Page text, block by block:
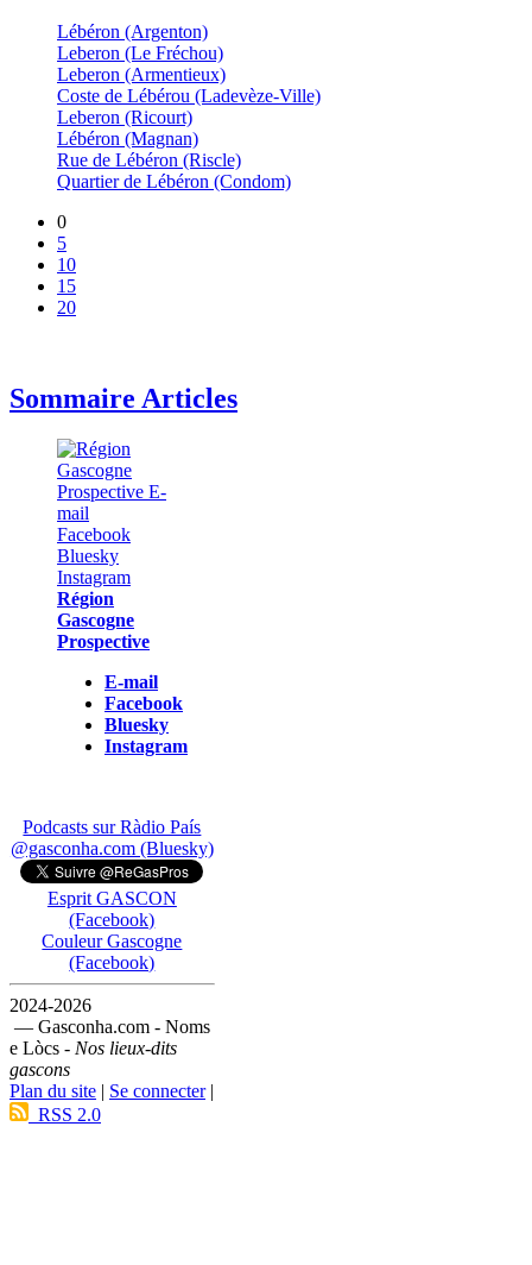
Lébéron (Argenton)
Leberon (Le Fréchou)
Leberon (Armentieux)
Coste de Lébérou (Ladevèze-Ville)
Leberon (Ricourt)
Lébéron (Magnan)
Rue de Lébéron (Riscle)
Quartier de Lébéron (Condom)
0
5
10
15
20
Sommaire Articles
Région
Gascogne
Prospective
E-mail
Facebook
Bluesky
Instagram
Podcasts sur Ràdio País
@gasconha.com (Bluesky)
Esprit GASCON
(Facebook)
Couleur Gascogne
(Facebook)
2024-2026
— Gasconha.com - Noms
e Lòcs - Nos lieux-dits
gascons
Plan du site | Se connecter|
RSS 2.0